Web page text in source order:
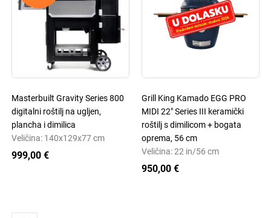
Masterbuilt Gravity Series 800
digitalni roštilj na ugljen,
plancha i dimilica
Veličina: 140x129x77 cm
999,00 €
Grill King Kamado EGG PRO
MIDI 22" Series III keramički
roštilj s dimilicom + bogata
oprema, 56 cm
Veličina: 22 in/56 cm
950,00 €